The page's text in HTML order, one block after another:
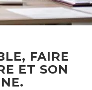
FAIRE
ET SON